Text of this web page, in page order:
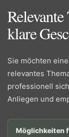
klare
Sie möchten
relevantes
professionell
Anliegen und
Möglichkeiten